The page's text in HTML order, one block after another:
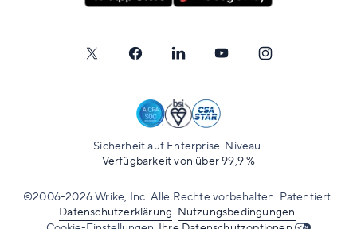
Sicherheit auf Enterprise-Niveau.
Verfügbarkeit von über 99,9 %
©2006-2026 Wrike, Inc. Alle Rechte vorbehalten. Patentiert.
Datenschutzerklärung. Nutzungsbedingungen.